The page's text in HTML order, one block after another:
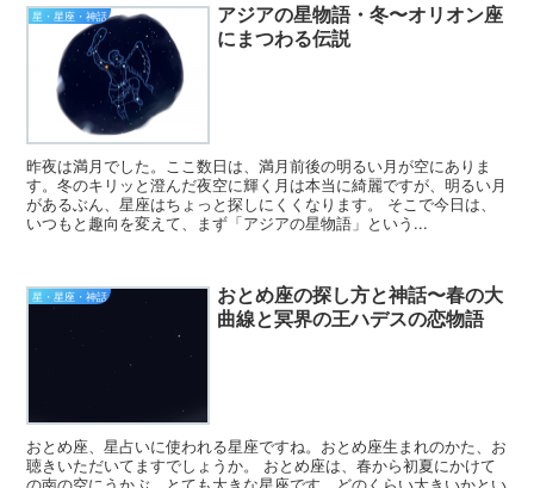
星・星座・神話
アジアの星物語・冬〜オリオン座
にまつわる伝説
昨夜は満月でした。ここ数日は、満月前後の明るい月が空にありま
す。冬のキリッと澄んだ夜空に輝く月は本当に綺麗ですが、明るい月
があるぶん、星座はちょっと探しにくくなります。 そこで今日は、
いつもと趣向を変えて、まず「アジアの星物語」という...
星・星座・神話
おとめ座の探し方と神話〜春の大
曲線と冥界の王ハデスの恋物語
おとめ座、星占いに使われる星座ですね。おとめ座生まれのかた、お
聴きいただいてますでしょうか。 おとめ座は、春から初夏にかけて
の南の空にうかぶ、とても大きな星座です。どのくらい大きいかとい